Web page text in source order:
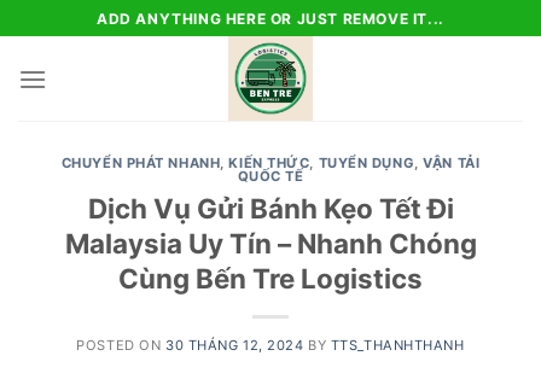
to
content
ADD ANYTHING HERE OR JUST REMOVE IT...
CHUYỂN PHÁT NHANH,KIẾN THỨC, TUYỂN DỤNG,VẬN TẢI
QUỐC TẾ
Dịch Vụ Gửi Bánh Kẹo Tết Đi
Malaysia Uy Tín – Nhanh Chóng
Cùng Bến Tre Logistics
POSTED ON 30 THÁNG 12, 2024 BY TTS_THANHTHANH